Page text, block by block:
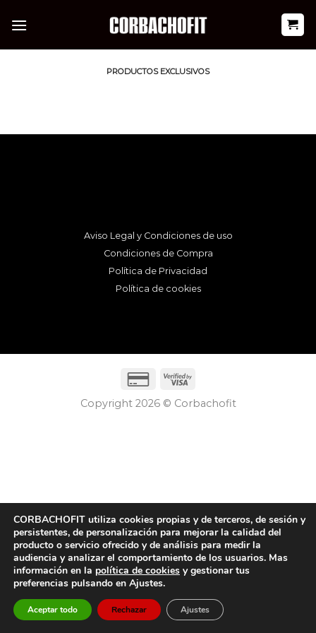
PRODUCTOS EXCLUSIVOS
Aviso Legal y Condiciones de uso
Condiciones de Compra
Política de Privacidad
Política de cookies
Copyright 2026 © Corbachofit
CORBACHOFIT utiliza cookies propias y de terceros, de sesión y
persistentes, de personalización para mejorar la calidad del
producto o servicio ofrecido y de análisis para medir la
audiencia y analizar el comportamiento de los usuarios. Mas
información en la política de cookies y gestionar tus
preferencias pulsando en Ajustes.
Aceptar todo Rechazar Ajustes